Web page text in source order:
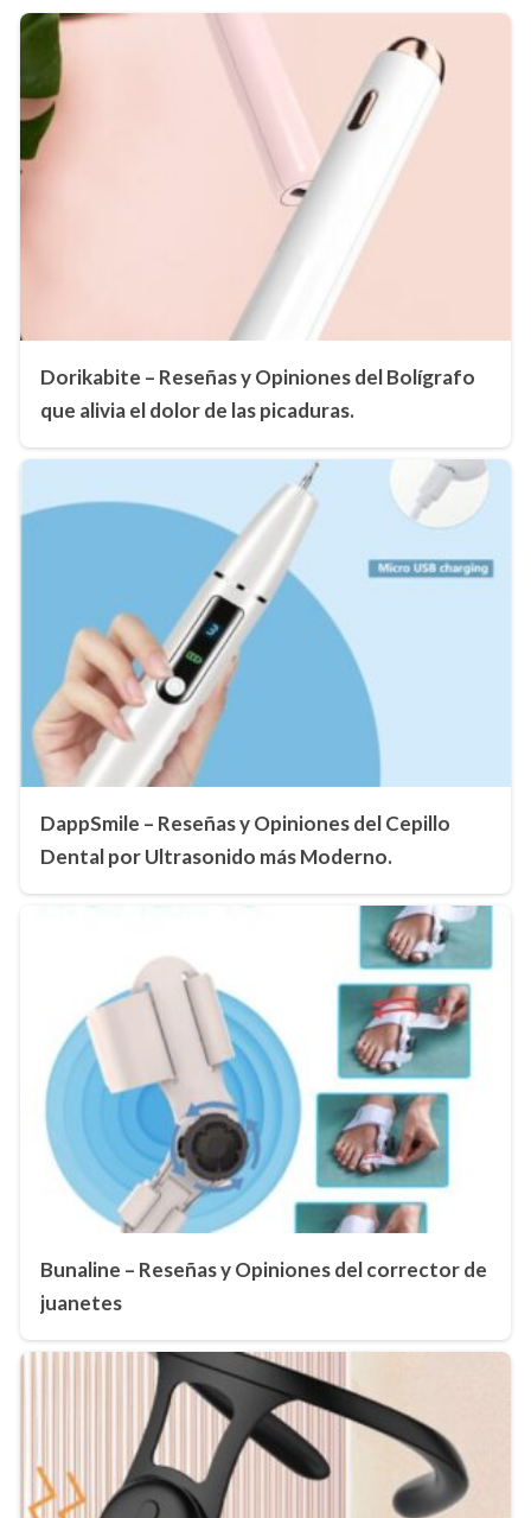
Dorikabite – Reseñas y Opiniones del Bolígrafo
que alivia el dolor de las picaduras.
DappSmile – Reseñas y Opiniones del Cepillo
Dental por Ultrasonido más Moderno.
Bunaline – Reseñas y Opiniones del corrector de
juanetes